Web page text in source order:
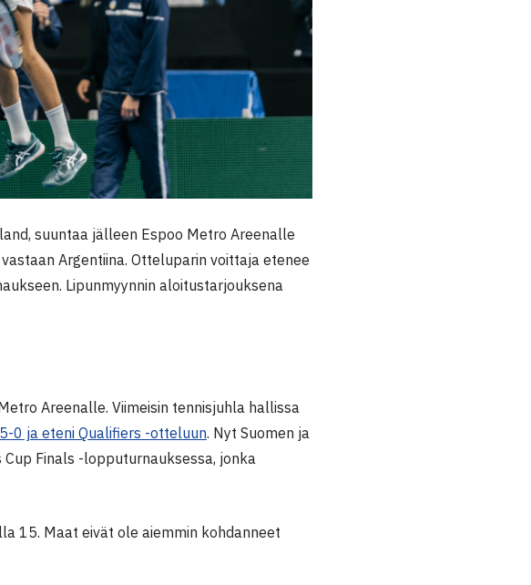
suuntaa jälleen Espoo Metro Areenalle
Argentiina. Otteluparin voittaja etenee
Lipunmyynnin aloitustarjouksena
Areenalle. Viimeisin tennisjuhla hallissa
0 ja eteni Qualifiers -otteluun. Nyt Suomen ja
Finals -lopputurnauksessa, jonka
15. Maat eivät ole aiemmin kohdanneet